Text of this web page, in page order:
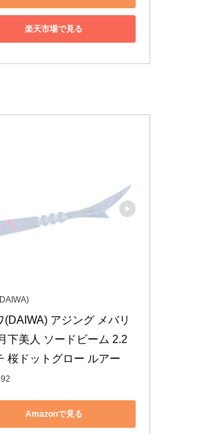
楽天市場で見る
(DAIWA) アジング メバリ
下美人 ソードビーム 2.2
桜ドットグロー ルアー
Amazonで見る